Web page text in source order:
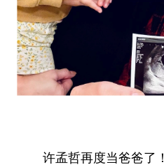
许孟哲再度当爸爸了！